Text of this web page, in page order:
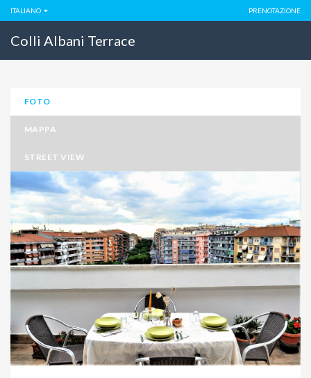
ITALIANO PRENOTAZIONE
Colli Albani Terrace
FOTO
MAPPA
STREET VIEW